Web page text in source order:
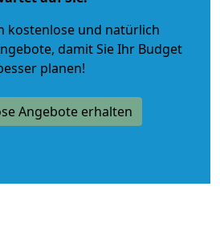
kostenlose und natürlich
, damit Sie Ihr Budget
planen!
Angebote erhalten